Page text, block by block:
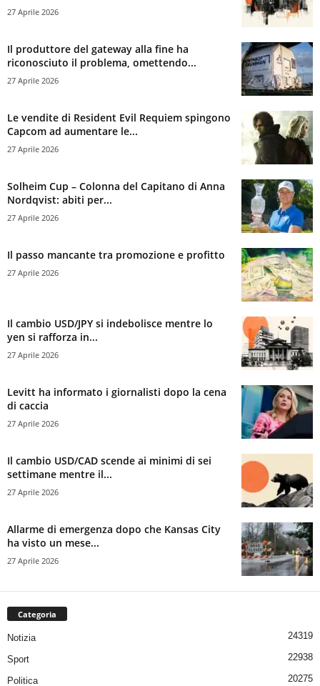
27 Aprile 2026
Il produttore del gateway alla fine ha
riconosciuto il problema, omettendo...
27 Aprile 2026
Le vendite di Resident Evil Requiem spingono
Capcom ad aumentare le...
27 Aprile 2026
Solheim Cup – Colonna del Capitano di Anna
Nordqvist: abiti per...
27 Aprile 2026
Il passo mancante tra promozione e profitto
27 Aprile 2026
Il cambio USD/JPY si indebolisce mentre lo
yen si rafforza in...
27 Aprile 2026
Levitt ha informato i giornalisti dopo la cena
di caccia
27 Aprile 2026
Il cambio USD/CAD scende ai minimi di sei
settimane mentre il...
27 Aprile 2026
Allarme di emergenza dopo che Kansas City
ha visto un mese...
27 Aprile 2026
Categoria
Notizia 24319
Sport 22938
Politica 20275